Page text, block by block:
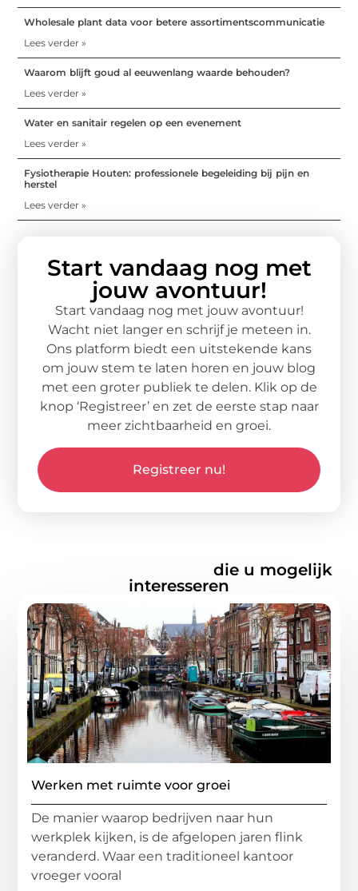
Wholesale plant data voor betere assortimentscommunicatie
Lees verder »
Waarom blijft goud al eeuwenlang waarde behouden?
Lees verder »
Water en sanitair regelen op een evenement
Lees verder »
Fysiotherapie Houten: professionele begeleiding bij pijn en
herstel
Lees verder »
Start vandaag nog met
jouw avontuur!
Start vandaag nog met jouw avontuur!
Wacht niet langer en schrijf je meteen in.
Ons platform biedt een uitstekende kans
om jouw stem te laten horen en jouw blog
met een groter publiek te delen. Klik op de
knop ‘Registreer’ en zet de eerste stap naar
meer zichtbaarheid en groei.
Registreer nu!
die u mogelijk
interesseren
Werken met ruimte voor groei
De manier waarop bedrijven naar hun
werkplek kijken, is de afgelopen jaren flink
veranderd. Waar een traditioneel kantoor
vroeger vooral